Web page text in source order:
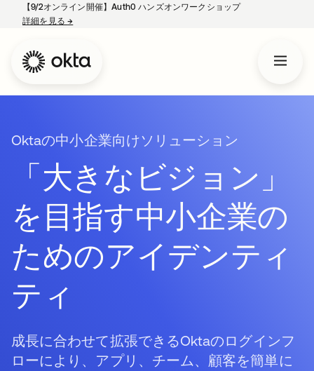
【9/2オンライン開催】Auth0 ハンズオンワークショップ
詳細を見る→
Oktaの中小企業向けソリューション
「大きなビジョン」
を目指す中小企業の
ためのアイデンティ
ティ
成長に合わせて拡張できるOktaのログインフ
ローにより、アプリ、チーム、顧客を簡単に